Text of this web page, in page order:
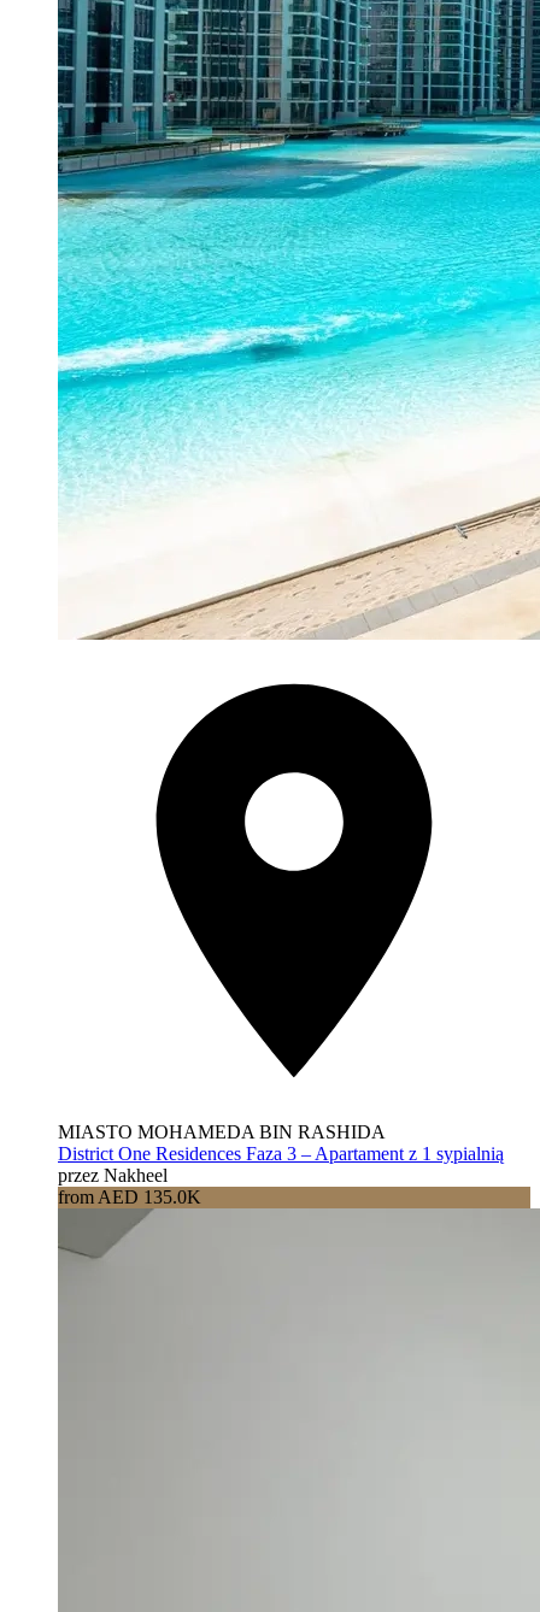
MIASTO MOHAMEDA BIN RASHIDA
District One Residences Faza 3 – Apartament z 1 sypialnią
przez Nakheel
from AED 135.0K